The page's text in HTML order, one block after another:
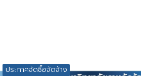
ประกาศจัดซื้อจัดจ้าง